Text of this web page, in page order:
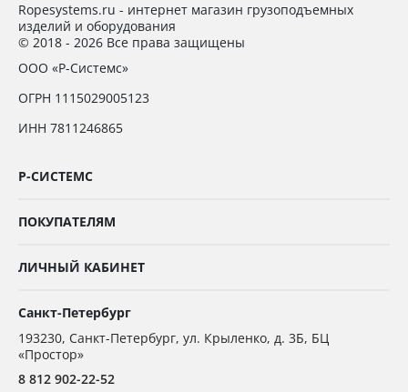
Ropesystems.ru - интернет магазин грузоподъемных
изделий и оборудования
© 2018 - 2026 Все права защищены
ООО «Р-Системс»
ОГРН 1115029005123
ИНН 7811246865
Р-СИСТЕМС
ПОКУПАТЕЛЯМ
ЛИЧНЫЙ КАБИНЕТ
Санкт-Петербург
193230, Санкт-Петербург, ул. Крыленко, д. 3Б, БЦ
«Простор»
8 812 902-22-52